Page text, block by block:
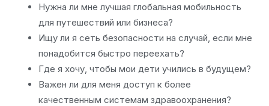
Нужна ли мне лучшая глобальная мобильность
для путешествий или бизнеса?
Ищу ли я сеть безопасности на случай, если мне
понадобится быстро переехать?
Где я хочу, чтобы мои дети учились в будущем?
Важен ли для меня доступ к более
качественным системам здравоохранения?